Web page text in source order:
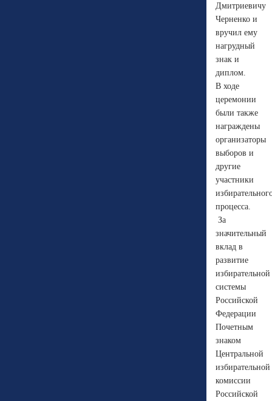
Дмитриевичу
Черненко и
вручил ему
нагрудный
знак и
диплом.
В ходе
церемонии
были также
награждены
организаторы
выборов и
другие
участники
процесса.
За
значительный
вклад в
развитие
избирательной
системы
Российской
Федерации
Почетным
знаком
Центральной
избирательной
комиссии
Российской